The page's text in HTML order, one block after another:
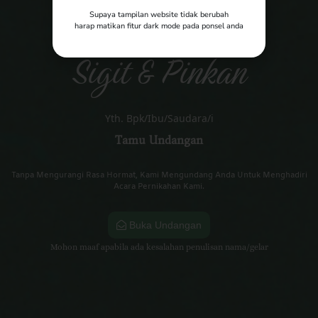
Sigit & Pinkan
Yth. Bpk/Ibu/Saudara/i
Tamu Undangan
Tanpa Mengurangi Rasa Hormat, Kami Mengundang Anda Untuk Menghadiri
Acara Pernikahan Kami.
Buka Undangan
Mohon maaf apabila ada kesalahan penulisan nama/gelar
Supaya tampilan website tidak berubah
harap matikan fitur dark mode pada ponsel anda